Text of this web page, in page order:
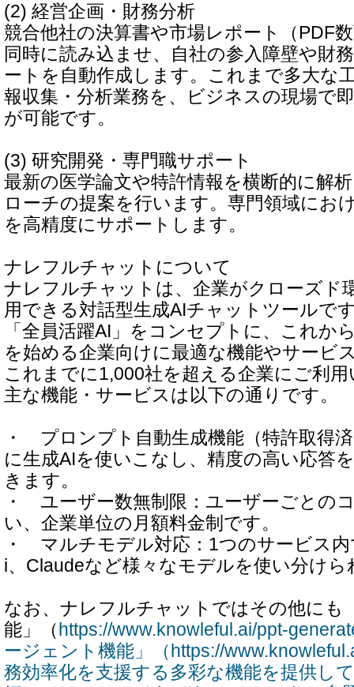
(2) 経営企画・財務分析
競合他社の決算書や市場レポート（PDF
同時に読み込ませ、自社の参入障壁や財
ートを自動作成します。これまで多大な
報収集・分析業務を、ビジネスの現場で
が可能です。
(3) 研究開発・専門職サポート
最新の医学論文や特許情報を横断的に解
ローチの提案を行います。専門領域にお
を高精度にサポートします。
ナレフルチャットについて
ナレフルチャットは、企業がクローズド
用できる対話型生成AIチャットツールで
「全員活躍AI」をコンセプトに、これか
を始める企業向けに最適な機能やサービ
これまでに1,000社を超える企業にご利
主な機能・サービスは以下の通りです。
・ プロンプト自動生成機能（特許取得
に生成AIを使いこなし、精度の高い応答
きます。
・ ユーザー数無制限：ユーザーごとの
い、企業単位の月額料金制です。
・ マルチモデル対応：1つのサービス内
i、Claudeなど様々なモデルを使い分けら
なお、ナレフルチャットではその他にも
能」（ https://www.knowleful.ai/ppt-
ージェント機能」（https://
務効率化を支援する多彩な機能を提供し